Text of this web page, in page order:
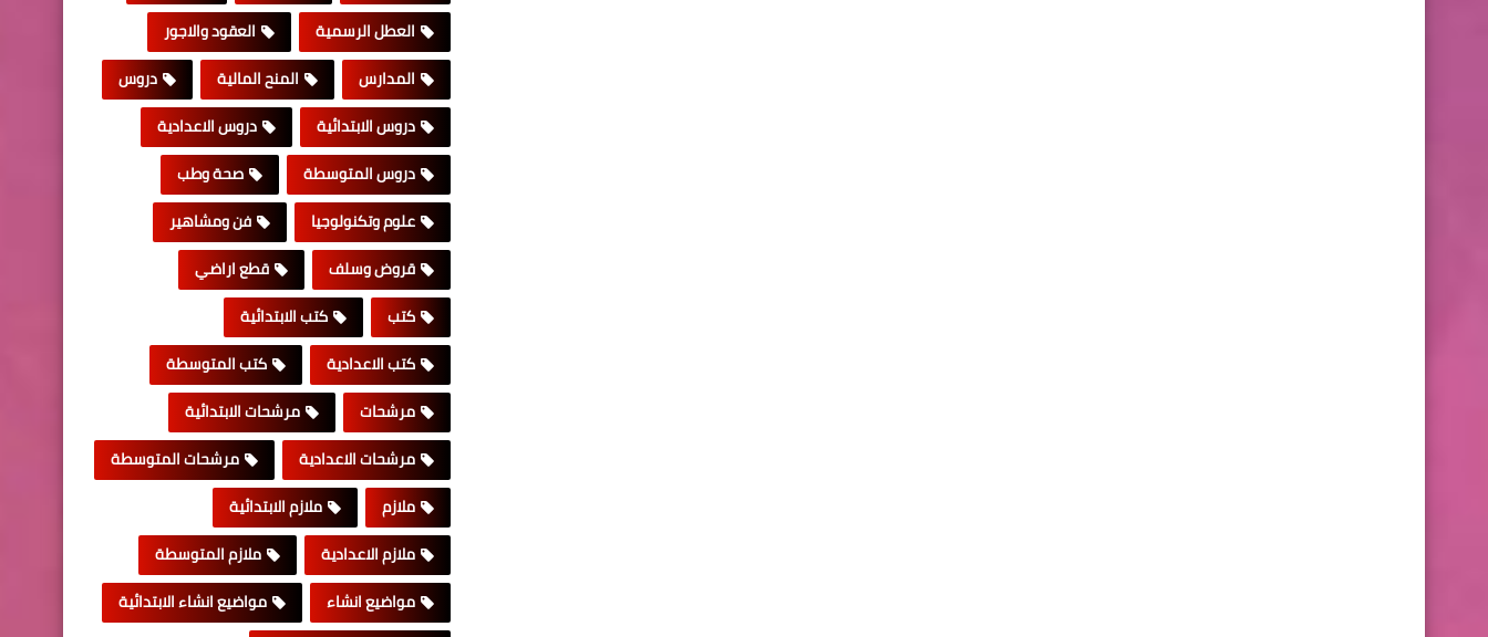
العطل الرسمية
العقود والاجور
المدارس
المنح المالية
دروس
دروس الابتدائية
دروس الاعدادية
دروس المتوسطة
صحة وطب
علوم وتكنولوجيا
فن ومشاهير
قروض وسلف
قطع اراضي
كتب
كتب الابتدائية
كتب الاعدادية
كتب المتوسطة
مرشحات
مرشحات الابتدائية
مرشحات الاعدادية
مرشحات المتوسطة
ملازم
ملازم الابتدائية
ملازم الاعدادية
ملازم المتوسطة
مواضيع انشاء
مواضيع انشاء الابتدائية